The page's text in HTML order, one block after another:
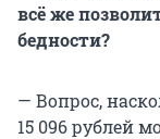
всё же
бедности?
— Вопрос,
15 096 рублей